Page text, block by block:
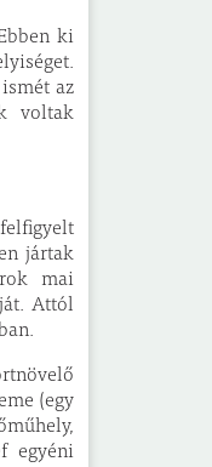
ki
az
voltak
jártak
mai
Attól
(egy
egyéni